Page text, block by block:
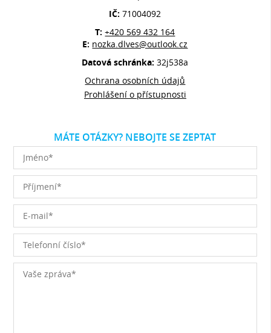
IČ:71004092
T:+420 569 432 164
E: nozka.dlves@outlook.cz
Datová schránka:32j538a
Ochrana osobních údajů
Prohlášení o přístupnosti
MÁTE OTÁZKY? NEBOJTE SE ZEPTAT